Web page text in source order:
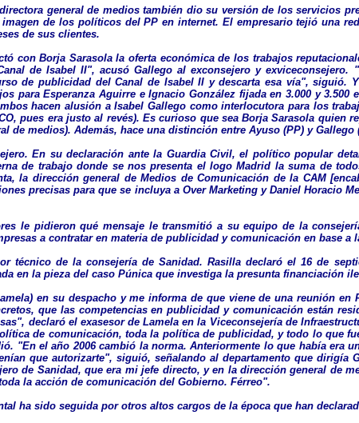
general de medios también dio su versión de los servicios
de los políticos del PP en internet. El empresario tejió una
de sus clientes.
con Borja Sarasola la oferta económica de los trabajos
de Isabel II", acusó Gallego al exconsejero y
de publicidad del Canal de Isabel II y descarta esa vía",
para Esperanza Aguirre e Ignacio González fijada en 3.000 y
hacen alusión a Isabel Gallego como interlocutora para los
pues era justo al revés). Es curioso que sea Borja Sarasola
de medios). Además, hace una distinción entre Ayuso (PP) y Gallego
En su declaración ante la Guardia Civil, el político popular
de trabajo donde se nos presenta el logo Madrid la suma de
la dirección general de Medios de Comunicación de la CAM
precisas para que se incluya a Over Marketing y Daniel Horacio
le pidieron qué mensaje le transmitió a su equipo de la
a contratar en materia de publicidad y comunicación en base
técnico de la consejería de Sanidad. Rasilla declaró el 16 de
en la pieza del caso Púnica que investiga la presunta financiación
en su despacho y me informa de que viene de una reunión
que las competencias en publicidad y comunicación están
declaró el exasesor de Lamela en la Viceconsejería de
de comunicación, toda la política de publicidad, y todo lo que
"En el año 2006 cambió la norma. Anteriormente lo que había era
que autorizarte", siguió, señalando al departamento que
de Sanidad, que era mi jefe directo, y en la dirección general de
la acción de comunicación del Gobierno. Férreo".
ha sido seguida por otros altos cargos de la época que han